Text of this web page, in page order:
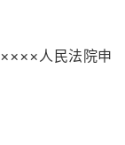
人民法院申